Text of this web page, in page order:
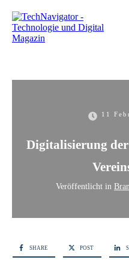
11
Digitalisierung
Veröffentlicht in
SHARE POST